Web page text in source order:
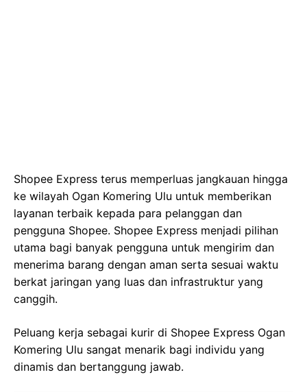
Shopee Express terus memperluas jangkauan hingga
ke wilayah Ogan Komering Ulu untuk memberikan
layanan terbaik kepada para pelanggan dan
pengguna Shopee. Shopee Express menjadi pilihan
utama bagi banyak pengguna untuk mengirim dan
menerima barang dengan aman serta sesuai waktu
berkat jaringan yang luas dan infrastruktur yang
canggih.
Peluang kerja sebagai kurir di Shopee Express Ogan
Komering Ulu sangat menarik bagi individu yang
dinamis dan bertanggung jawab.